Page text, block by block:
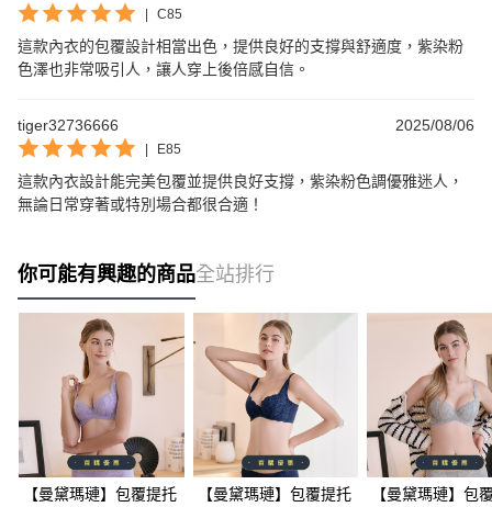
C85
這款內衣的包覆設計相當出色，提供良好的支撐與舒適度，紫染粉
色澤也非常吸引人，讓人穿上後倍感自信。
tiger32736666 2025/08/06
E85
這款內衣設計能完美包覆並提供良好支撐，紫染粉色調優雅迷人，
無論日常穿著或特別場合都很合適！
你可能有興趣的商品全站排行
【曼黛瑪璉】包覆提托 【曼黛瑪璉】包覆提托 【曼黛瑪璉】包